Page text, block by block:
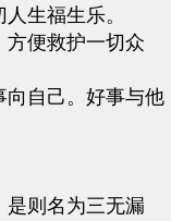
生福生乐。
便救护一切众
自己。好事与他
则名为三无漏